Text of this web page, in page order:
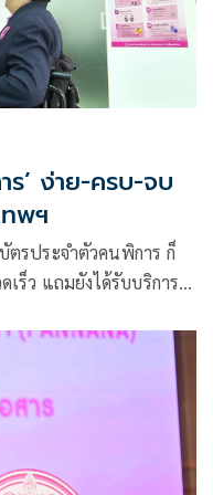
’ ง่าย-ครบ-จบ
พฯ
รประจำตัวคนพิการ ก็
ร็ว แถมยังได้รับบริการ